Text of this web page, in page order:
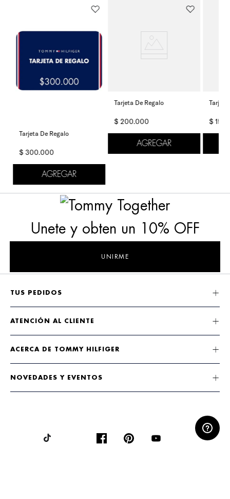
Tarjeta De Regalo
$ 300.000
AGREGAR
Tarjeta De Regalo
$ 200.000
AGREGAR
Tarjeta
$ 150
Unete y obten un 10% OFF
UNIRME
TUS PEDIDOS
ATENCIÓN AL CLIENTE
ACERCA DE TOMMY HILFIGER
NOVEDADES Y EVENTOS